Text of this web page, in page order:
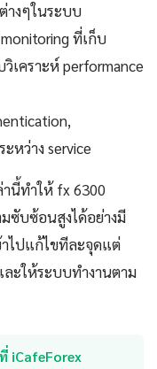
างๆในระบบ
ที่เก็บ
เคราะห์ performance
หว่าง service
นี้ทำให้ fx 6300
ซับซ้อนสูงได้อย่างมี
ไปแก้ไขทีละจุดแต่
ะให้ระบบทำงานตาม
iCafeForex